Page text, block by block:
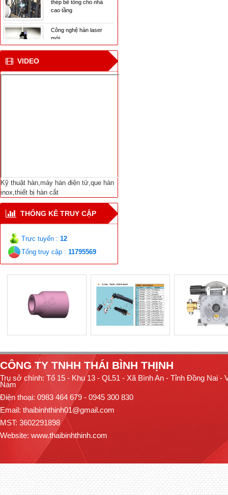
mới
CN hàn mới cho tàu vận
VIDEO
Kỹ thuật hàn,máy hàn điện tử,que hàn
inox,thiết bị hàn cắt
THỐNG KÊ TRUY CẬP
Trực tuyến :12
Tổng truy cập :11795569
CÔNG TY TNHH THÁI BÌNH THỊNH
Trụ sở chính: Tổ 15 - Khu 13 - QL51 - Xã Bình An - Tỉnh Đồng Nai -
Nam
Điện thoại: 0983 464 679 - 0945 300 830
Email: thaibinhthinh01@gmail.com
MST: 3602291898
Website: www.thaibinhthinh.com